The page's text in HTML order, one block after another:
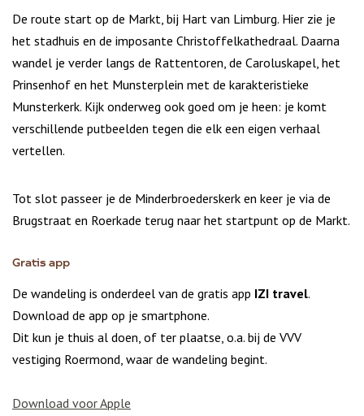
De route start op de Markt, bij Hart van Limburg. Hier zie je
het stadhuis en de imposante Christoffelkathedraal. Daarna
wandel je verder langs de Rattentoren, de Caroluskapel, het
Prinsenhof en het Munsterplein met de karakteristieke
Munsterkerk. Kijk onderweg ook goed om je heen: je komt
verschillende putbeelden tegen die elk een eigen verhaal
vertellen.
Tot slot passeer je de Minderbroederskerk en keer je via de
Brugstraat en Roerkade terug naar het startpunt op de Markt.
Gratis app
De wandeling is onderdeel van de gratis app IZI travel.
Download de app op je smartphone.
Dit kun je thuis al doen, of ter plaatse, o.a. bij de VVV
vestiging Roermond, waar de wandeling begint.
Download voor Apple